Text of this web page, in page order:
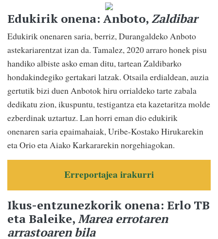
Edukirik onena: Anboto, Zaldibar
Edukirik onenaren saria, berriz, Durangaldeko Anboto
astekariarentzat izan da. Tamalez, 2020 arraro honek pisu
handiko albiste asko eman ditu, tartean Zaldibarko
hondakindegiko gertakari latzak. Otsaila erdialdean, auzia
gertutik bizi duen Anbotok hiru orrialdeko tarte zabala
dedikatu zion, ikuspuntu, testigantza eta kazetaritza molde
ezberdinak uztartuz. Lan horri eman dio edukirik
onenaren saria epaimahaiak, Uribe-Kostako Hirukarekin
eta Orio eta Aiako Karkararekin norgehiagokan.
Erreportajea irakurri
Ikus-entzunezkorik onena: Erlo TB
eta Baleike,Marea errotaren
arrastoaren bila